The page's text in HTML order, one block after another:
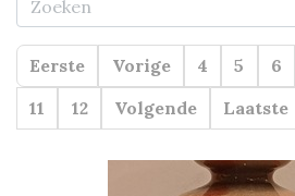
Eerste Vorige 4 5 6
11
12 Volgende Laatste